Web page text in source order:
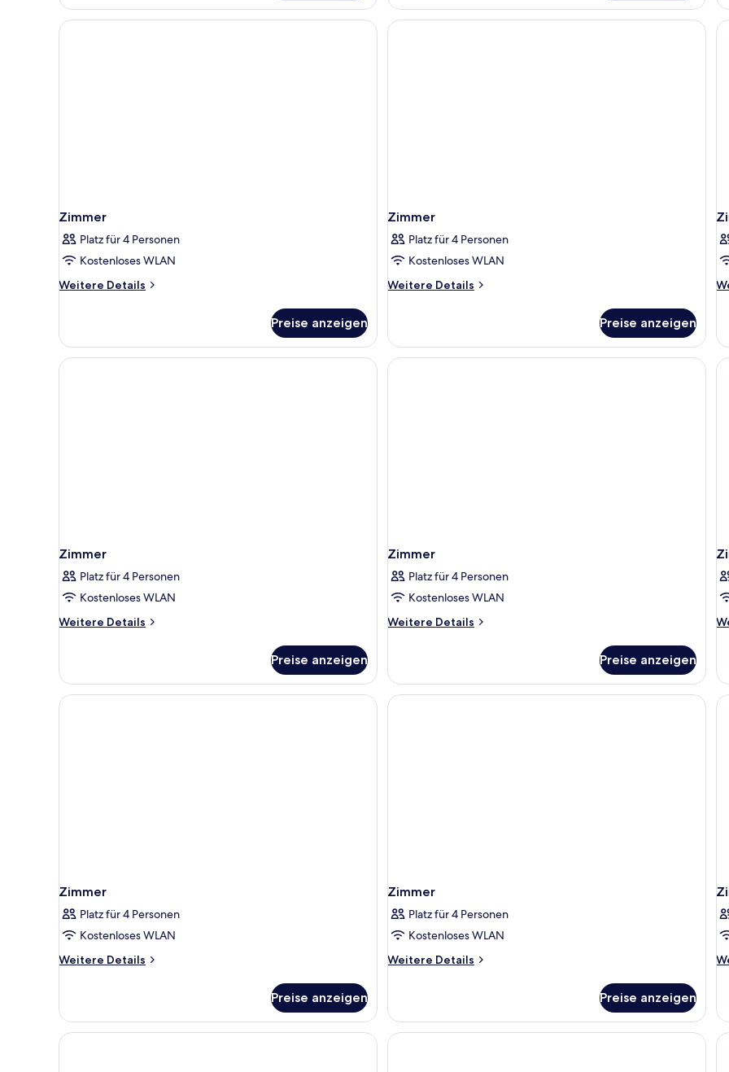
Zimmer
Platz für 4 Personen
Kostenloses WLAN
Weitere Details
Weitere
Preise anzeigen
Zimmer
Platz für 4 Personen
Kostenloses WLAN
Weitere Details
Weitere
Preise anzeigen
Zimmer
Platz für 4 Personen
Kostenloses WLAN
Weitere Details
Weitere
Preise anzeigen
Zimmer
Platz für 4 Personen
Kostenloses WLAN
Weitere Details
Weitere
Preise anzeigen
Zimmer
Platz für 4 Personen
Kostenloses WLAN
Weitere Details
Weitere
Preise anzeigen
Zimmer
Platz für 4 Personen
Kostenloses WLAN
Weitere Details
Weitere
Preise anzeigen